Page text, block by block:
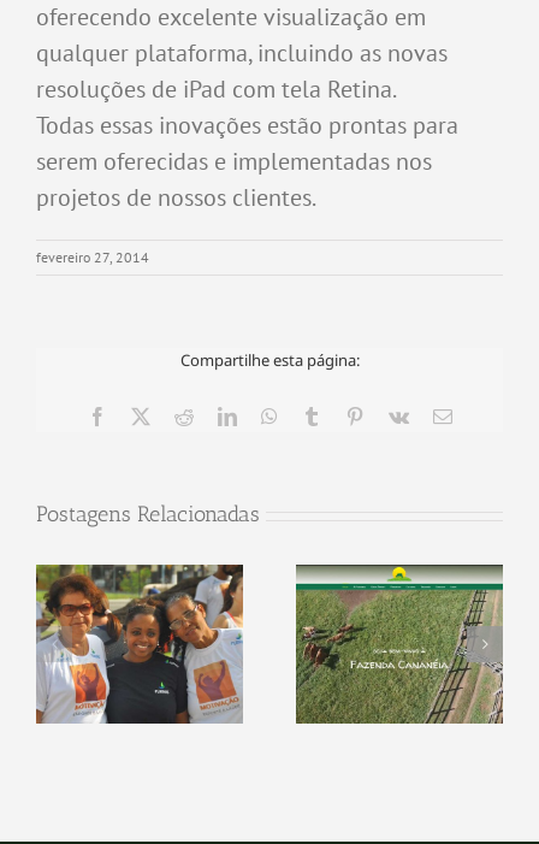
oferecendo excelente visualização em
qualquer plataforma, incluindo as novas
resoluções de iPad com tela Retina.
Todas essas inovações estão prontas para
serem oferecidas e implementadas nos
projetos de nossos clientes.
fevereiro 27, 2014
Compartilhe esta página:
Facebook RedditLinkedInWhatsApp
Tumblr Pinterest
Vk
E-
Postagens Relacionadas